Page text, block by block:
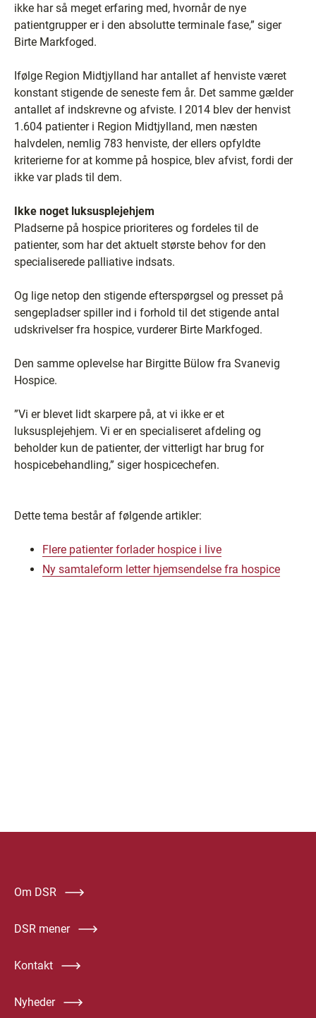
ikke har så meget erfaring med, hvornår de nye
patientgrupper er i den absolutte terminale fase,” siger
Birte Markfoged.
Ifølge Region Midtjylland har antallet af henviste været
konstant stigende de seneste fem år. Det samme gælder
antallet af indskrevne og afviste. I 2014 blev der henvist
1.604 patienter i Region Midtjylland, men næsten
halvdelen, nemlig 783 henviste, der ellers opfyldte
kriterierne for at komme på hospice, blev afvist, fordi der
ikke var plads til dem.
Ikke noget luksusplejehjem
Pladserne på hospice prioriteres og fordeles til de
patienter, som har det aktuelt største behov for den
specialiserede palliative indsats.
Og lige netop den stigende efterspørgsel og presset på
sengepladser spiller ind i forhold til det stigende antal
udskrivelser fra hospice, vurderer Birte Markfoged.
Den samme oplevelse har Birgitte Bülow fra Svanevig
Hospice.
”Vi er blevet lidt skarpere på, at vi ikke er et
luksusplejehjem. Vi er en specialiseret afdeling og
beholder kun de patienter, der vitterligt har brug for
hospicebehandling,” siger hospicechefen.
Dette tema består af følgende artikler:
Flere patienter forlader hospice i live
Ny samtaleform letter hjemsendelse fra hospice
Om DSR
DSR mener
Kontakt
Nyheder